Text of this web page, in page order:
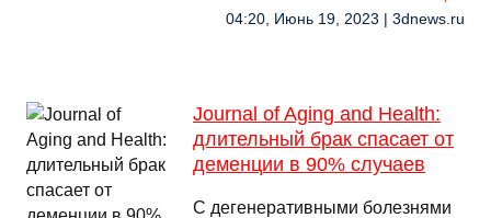
04:20, Июнь 19, 2023 | 3dnews.ru
Journal of Aging and Health:
длительный брак спасает от
деменции в 90% случаев
С дегенеративными болезнями